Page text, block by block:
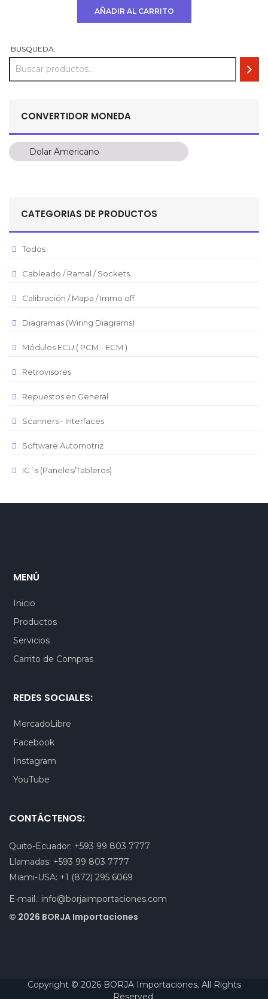
era:
es:
AÑADIR AL CARRITO
BUSQUEDA:
CONVERTIDOR MONEDA
Dolar Americano
Dolar Americano
Pesos Mexicanos
Euro
Real Brasilero
CATEGORIAS DE PRODUCTOS
Todos
Cableado / Ramal / Sockets
Calibración / Mapa / Immo off
Diagramas (Wiring Diagrams)
Módulos ECU ( PCM - ECM )
Retrovisores
Repuestos en General
Scanners - Interfaces
Software Automotriz
IC´s (Paneles/Tableros)
MENÚ
Inicio
Productos
Servicios
Carrito de Compras
REDES SOCIALES:
MercadoLibre
Facebook
Instagram
YouTube
CONTÁCTENOS:
Quito-Ecuador: +593 99 803 7777
Llamadas: +593 99 803 7777
Miami-USA: +1 (872) 295 6069
E-mail.: info@borjaimportaciones.com
© 2026 BORJA Importaciones
Copyright © 2026 BORJA Importaciones. All Rights
Reserved.